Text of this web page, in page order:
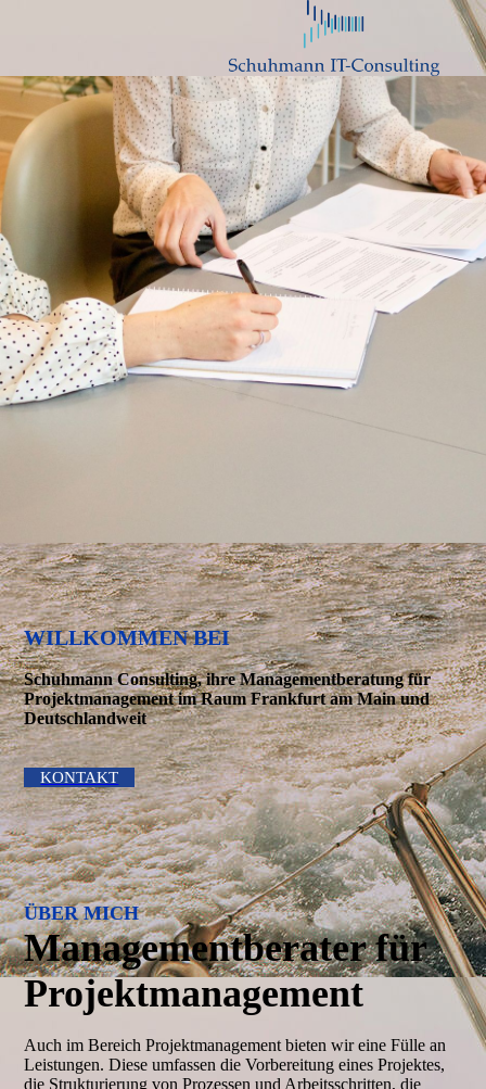
WILLKOMMEN BEI
Schuhmann Consulting, ihre Managementberatung für
Projektma­nagement im Raum Frankfurt am Main und
Deutschlandweit
KONTAKT
ÜBER MICH
Management­berater für
Projekt­management
Auch im Bereich Projektmanagement bieten wir eine Fülle an
Leistungen. Diese umfassen die Vorbereitung eines Projektes,
die Strukturierung von Prozessen und Arbeitsschritten, die